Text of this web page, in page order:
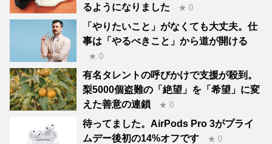
るようになりました
★ 0
「やりたいこと」がなくても大丈夫。仕
事は「やるべきこと」から道が開ける
★ 0
有名タレントの呼びかけで支援が殺到。
梨5000個盗難の「絶望」を「希望」に変
えた善意の連鎖
★ 0
待ってました。AirPods Pro 3がプライ
ムデー後初の14%オフです
★ 0